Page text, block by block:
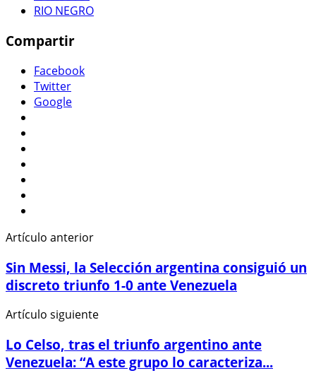
RIO NEGRO
Compartir
Facebook
Twitter
Google
Artículo anterior
Sin Messi, la Selección argentina consiguió un
discreto triunfo 1-0 ante Venezuela
Artículo siguiente
Lo Celso, tras el triunfo argentino ante
Venezuela: “A este grupo lo caracteriza...